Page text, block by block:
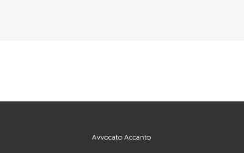
Avvocato Accanto